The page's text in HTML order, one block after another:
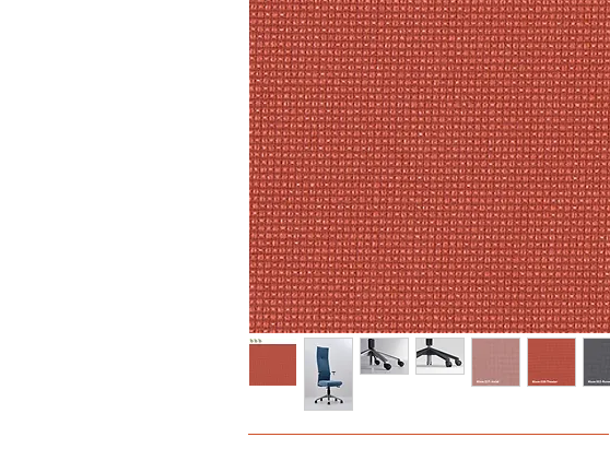
――――――――――――――――――――――